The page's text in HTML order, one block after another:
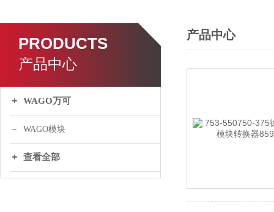
PRODUCTS
产品中心
WAGO万可
WAGO模块
查看全部
产品中心